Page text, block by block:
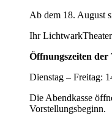
Ab dem 18. August
Ihr LichtwarkTheater
Öffnungszeiten der
Dienstag – Freitag:
Die Abendkasse
Vorstellungsbeginn.